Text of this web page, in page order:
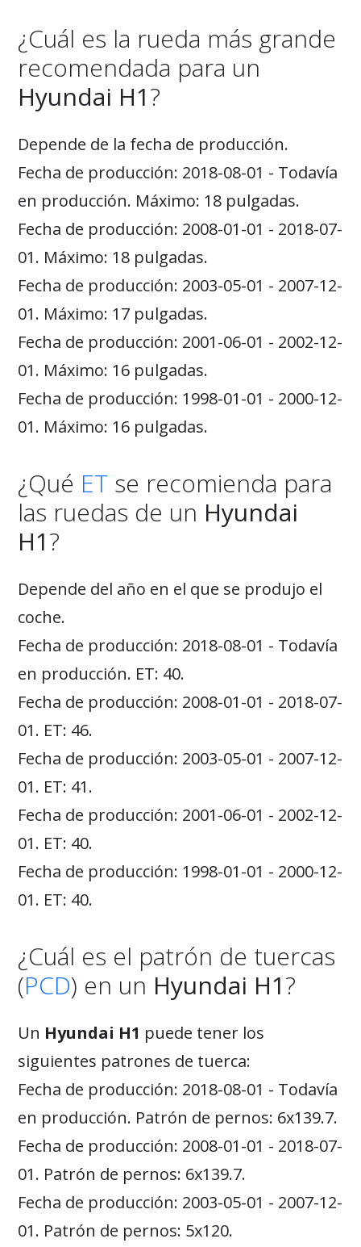
¿Cuál es la rueda más grande
recomendada para un
Hyundai H1?
Depende de la fecha de producción.
Fecha de producción: 2018-08-01 - Todavía
en producción. Máximo: 18 pulgadas.
Fecha de producción: 2008-01-01 - 2018-07-
01. Máximo: 18 pulgadas.
Fecha de producción: 2003-05-01 - 2007-12-
01. Máximo: 17 pulgadas.
Fecha de producción: 2001-06-01 - 2002-12-
01. Máximo: 16 pulgadas.
Fecha de producción: 1998-01-01 - 2000-12-
01. Máximo: 16 pulgadas.
¿Qué ET se recomienda para
las ruedas de un Hyundai
H1?
Depende del año en el que se produjo el
coche.
Fecha de producción: 2018-08-01 - Todavía
en producción. ET: 40.
Fecha de producción: 2008-01-01 - 2018-07-
01. ET: 46.
Fecha de producción: 2003-05-01 - 2007-12-
01. ET: 41.
Fecha de producción: 2001-06-01 - 2002-12-
01. ET: 40.
Fecha de producción: 1998-01-01 - 2000-12-
01. ET: 40.
¿Cuál es el patrón de tuercas
(PCD) en un Hyundai H1?
Un Hyundai H1 puede tener los
siguientes patrones de tuerca:
Fecha de producción: 2018-08-01 - Todavía
en producción. Patrón de pernos: 6x139.7.
Fecha de producción: 2008-01-01 - 2018-07-
01. Patrón de pernos: 6x139.7.
Fecha de producción: 2003-05-01 - 2007-12-
01. Patrón de pernos: 5x120.